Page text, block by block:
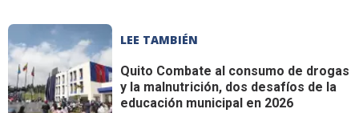
LEE TAMBIÉN
Quito Combate al consumo de drogas
y la malnutrición, dos desafíos de la
educación municipal en 2026